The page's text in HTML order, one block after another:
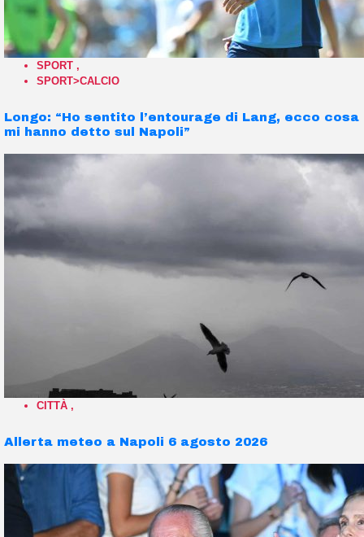
SPORT ,
SPORT>CALCIO
Longo: “Ho sentito l’entourage di Lang, ecco cosa
mi hanno detto sul Napoli”
CITTÀ ,
Allerta meteo a Napoli 6 agosto 2026